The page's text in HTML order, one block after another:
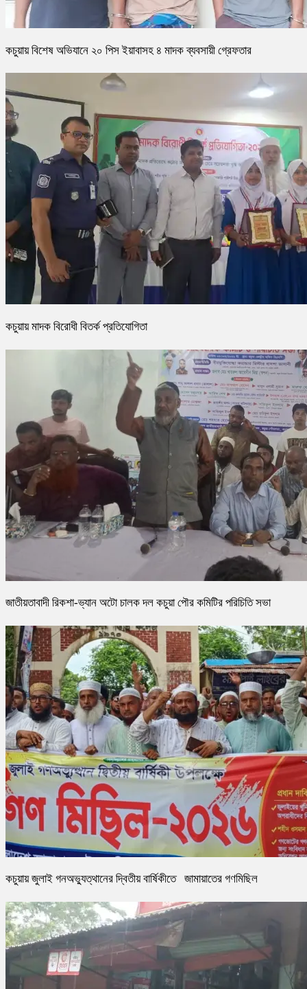
কচুয়ায় বিশেষ অভিযানে ২০ পিস ইয়াবাসহ ৪ মাদক ব্যবসায়ী গ্রেফতার
কচুয়ায় মাদক বিরোধী বিতর্ক প্রতিযোগিতা
জাতীয়তাবাদী রিকশা-ভ্যান অটো চালক দল কচুয়া পৌর কমিটির পরিচিতি সভা
কচুয়ায় জুলাই গনঅভ্যুত্থানের দ্বিতীয় বার্ষিকীতে জামায়াতের গণমিছিল